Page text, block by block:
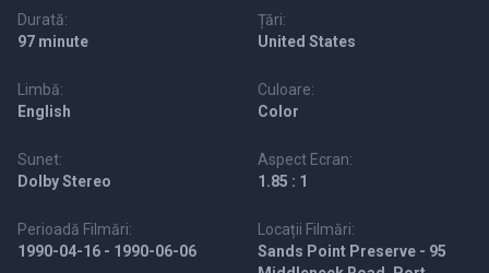
Durată:
97 minute
Țări:
United States
Limbă:
English
Culoare:
Color
Sunet:
Dolby Stereo
Aspect Ecran:
1.85 : 1
Perioadă Filmări:
1990-04-16 - 1990-06-06
Locații Filmări:
Sands Point Preserve - 95